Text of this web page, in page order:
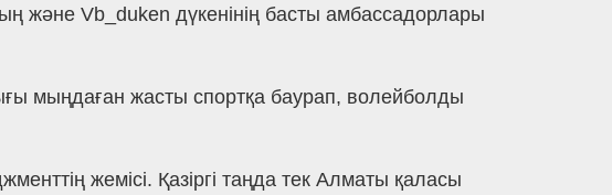
және Vb_duken дүкенінің басты амбассадорлары
мыңдаған жасты спортқа баурап, волейболды
жемісі. Қазіргі таңда тек Алматы қаласы